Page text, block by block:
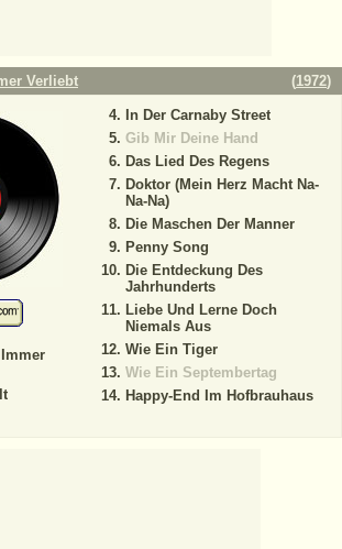
Verliebt (1972)
In Der Carnaby Street
Gib Mir Deine Hand
Das Lied Des Regens
Doktor (Mein Herz Macht Na-
Na-Na)
Die Maschen Der Manner
Penny Song
Die Entdeckung Des
Jahrhunderts
Liebe Und Lerne Doch
Niemals Aus
Wie Ein Tiger
Wie Ein Septembertag
Happy-End Im Hofbrauhaus